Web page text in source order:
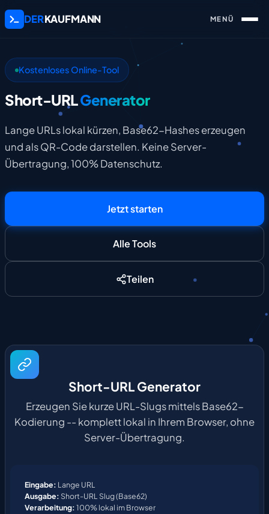
DERKAUFMANN
Kostenloses Online-Tool
Short-URLGenerator
Lange URLs lokal kürzen, Base62-Hashes erzeugen
und als QR-Code darstellen. Keine Server-
Übertragung, 100% Datenschutz.
Jetzt starten
Alle Tools
Teilen
Short-URL Generator
Erzeugen Sie kurze URL-Slugs mittels Base62-
Kodierung -- komplett lokal in Ihrem Browser, ohne
Server-Übertragung.
Eingabe: Lange URL
Ausgabe: Short-URL Slug (Base62)
Verarbeitung:100% lokal im Browser